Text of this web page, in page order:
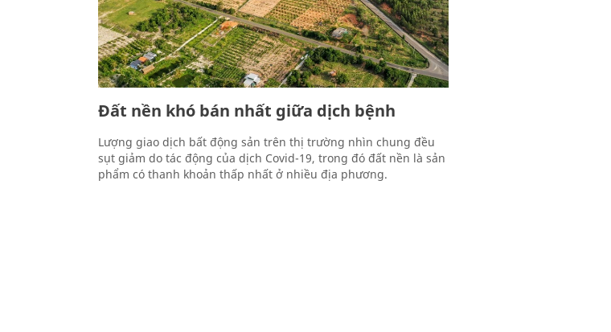
Đất nền khó bán nhất giữa dịch bệnh
Lượng giao dịch bất động sản trên thị trường nhìn chung đều
sụt giảm do tác động của dịch Covid-19, trong đó đất nền là sản
phẩm có thanh khoản thấp nhất ở nhiều địa phương.